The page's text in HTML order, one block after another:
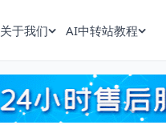
关于我们 AI中转站教程